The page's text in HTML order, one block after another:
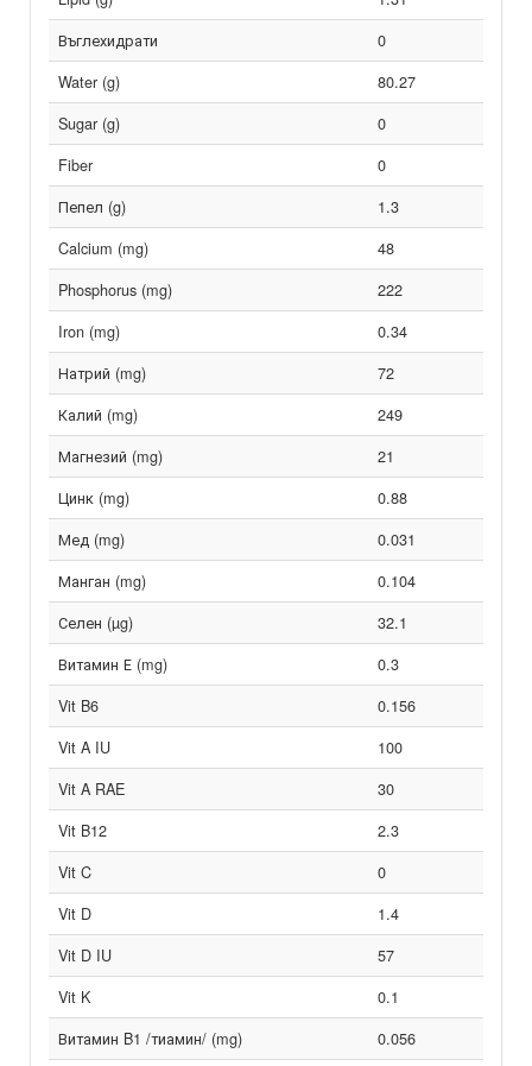
Въглехидрати
0
Water (g)
80.27
Sugar (g)
0
Fiber
0
Пепел (g)
1.3
Calcium (mg)
48
Phosphorus (mg)
222
Iron (mg)
0.34
Натрий (mg)
72
Калий (mg)
249
Магнезий (mg)
21
Цинк (mg)
0.88
Мед (mg)
0.031
Манган (mg)
0.104
Селен (µg)
32.1
Витамин Е (mg)
0.3
Vit B6
0.156
Vit A IU
100
Vit A RAE
30
Vit B12
2.3
Vit C
0
Vit D
1.4
Vit D IU
57
Vit K
0.1
Витамин B1 /тиамин/ (mg)
0.056